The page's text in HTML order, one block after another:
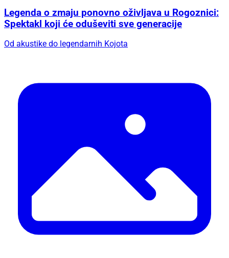
Legenda o zmaju ponovno oživljava u Rogoznici:
Spektakl koji će oduševiti sve generacije
Od akustike do legendarnih Kojota